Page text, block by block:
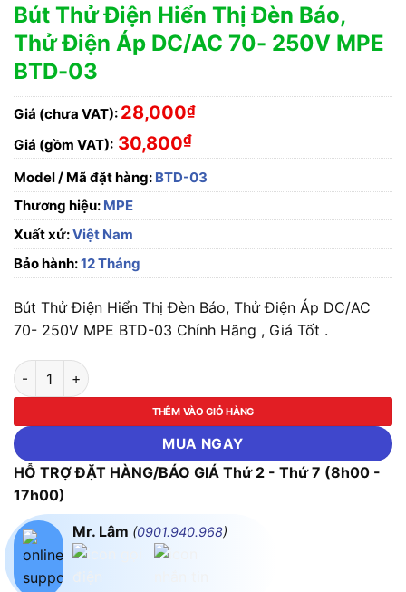
Bút Thử Điện Hiển Thị Đèn Báo,
Thử Điện Áp DC/AC 70- 250V MPE
BTD-03
Giá (chưa VAT): 28,000₫
Giá (gồm VAT): 30,800₫
Model / Mã đặt hàng: BTD-03
Thương hiệu: MPE
Xuất xứ:Việt Nam
Bảo hành:12 Tháng
Bút Thử Điện Hiển Thị Đèn Báo, Thử Điện Áp DC/AC
70- 250V MPE BTD-03 Chính Hãng , Giá Tốt .
Bút Thử Điện Hiển Thị Đèn Báo, Thử Điện Áp DC/AC 70-
THÊM VÀO GIỎ HÀNG
MUA NGAY
HỖ TRỢ ĐẶT HÀNG/BÁO GIÁ Thứ 2 - Thứ 7 (8h00 -
17h00)
Mr. Lâm (0901.940.968)